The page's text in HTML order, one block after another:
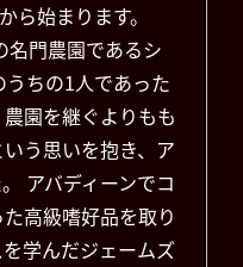
ら始まります。
名門農園であるシ
ちの1人であった
園を継ぐよりもも
う思いを抱き、ア
アバディーンでコ
高級嗜好品を取り
学んだジェームズ